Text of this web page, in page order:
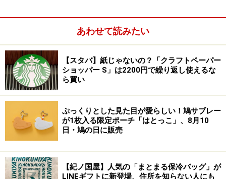
スマートフォンや鍵などの小物をまとめる内ポケットも
完備し、デザイン性と実用性を両立しています。シンプ
ルなワンピースやリネンコーデにも映えるデザインなの
で、大人世代のお出かけシーンにもぴったりの一品。
2サイズ展開で使い方いろいろ
あわせて読みたい
【スタバ】紙じゃないの？「クラフトペーパー
ショッパー S」は2200円で繰り返し使えるな
ら買い
ぷっくりとした見た目が愛らしい！鳩サブレー
が1枚入る限定ポーチ「はとっこ」、8月10
日・鳩の日に販売
【紀ノ国屋】人気の「まとまる保冷バッグ」が
LINEギフトに新登場、住所を知らない人にも